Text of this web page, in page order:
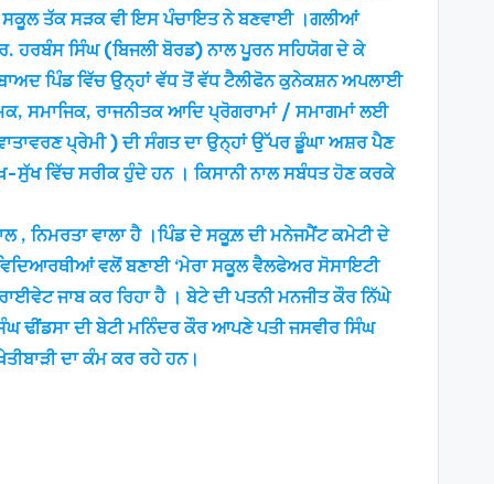
ਸਕੂਲ ਤੱਕ ਸੜਕ ਵੀ ਇਸ ਪੰਚਾਇਤ ਨੇ ਬਣਵਾਈ ।ਗਲੀਆਂ
ਹਰਬੰਸ ਸਿੰਘ (ਬਿਜਲੀ ਬੋਰਡ) ਨਾਲ ਪੂਰਨ ਸਹਿਯੋਗ ਦੇ ਕੇ
ਪਿੰਡ ਵਿੱਚ ਉਨ੍ਹਾਂ ਵੱਧ ਤੋਂ ਵੱਧ ਟੈਲੀਫੋਨ ਕੁਨੇਕਸ਼ਨ ਅਪਲਾਈ
ਸਮਾਜਿਕ, ਰਾਜਨੀਤਕ ਆਦਿ ਪ੍ਰੋਗਰਾਮਾਂ / ਸਮਾਗਮਾਂ ਲਈ
ਪ੍ਰੇਮੀ ) ਦੀ ਸੰਗਤ ਦਾ ਉਨ੍ਹਾਂ ਉੱਪਰ ਡੂੰਘਾ ਅਸ਼ਰ ਪੈਣ
ਸੁੱਖ ਵਿੱਚ ਸਰੀਕ ਹੁੰਦੇ ਹਨ । ਕਿਸਾਨੀ ਨਾਲ ਸਬੰਧਤ ਹੋਣ ਕਰਕੇ
, ਨਿਮਰਤਾ ਵਾਲਾ ਹੈ ।ਪਿੰਡ ਦੇ ਸਕੂਲ਼ ਦੀ ਮਨੇਜਮੈਂਟ ਕਮੇਟੀ ਦੇ
ਵਲੋਂ ਬਣਾਈ ‘ਮੇਰਾ ਸਕੂਲ ਵੈਲਫੇਅਰ ਸੋਸਾਇਟੀ
ਜਾਬ ਕਰ ਰਿਹਾ ਹੈ । ਬੇਟੇ ਦੀ ਪਤਨੀ ਮਨਜੀਤ ਕੌਰ ਨਿੱਘੇ
ਦੀ ਬੇਟੀ ਮਨਿੰਦਰ ਕੌਰ ਆਪਣੇ ਪਤੀ ਜਸਵੀਰ ਸਿੰਘ
ਦਾ ਕੰਮ ਕਰ ਰਹੇ ਹਨ।